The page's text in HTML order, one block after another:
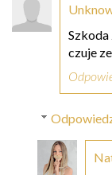
Szkoda
czuje